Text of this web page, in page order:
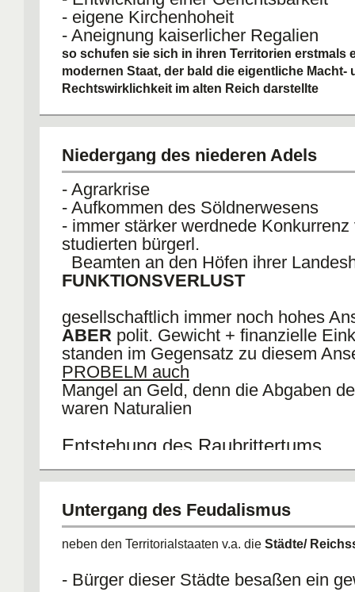
- eigene Kirchenhoheit
- Aneignung kaiserlicher Regalien
so schufen sie sich in ihren Territorien erstmals
modernen Staat, der bald die eigentliche Macht-
Rechtswirklichkeit im alten Reich darstellte
- als Landvögte amtierten
Leibherren vieler Bauern
- die Kaiser hatten ihre schützende
zurückgezogen
- das ehemalige Reichsland
kaiserliche und
reichische Symbole
Niedergang des niederen Adels
- Agrarkrise
- Aufkommen des Söldnerwesens
- immer stärker werdnede Konkurrenz
studierten bürgerl.
Beamten an den Höfen ihrer
FUNKTIONSVERLUST
gesellschaftlich immer noch hohes
ABER polit. Gewicht + finanzielle
standen im Gegensatz zu diesem
PROBELM auch
Mangel an Geld, denn die Abgaben
waren Naturalien
Entstehung des Raubrittertums
Bauern mehr zugute kam als ihnen
versuchten Bauern in ihren Schriften als Tölpel
Untergang des Feudalismus
neben den Territorialstaaten v.a. die Städte/
- Bürger dieser Städte besaßen ein